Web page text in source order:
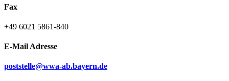
Fax
+49 6021 5861-840
E-Mail Adresse
poststelle@wwa-ab.bayern.de